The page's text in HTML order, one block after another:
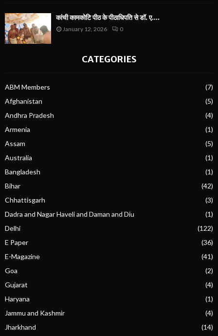
कांची कामकोटि पीठ के पीठाधिपति से डॉ. ए....
January 12, 2026 0
CATEGORIES
ABM Members
(7)
Afghanistan
(5)
Andhra Pradesh
(4)
Armenia
(1)
Assam
(5)
Australia
(1)
Bangladesh
(1)
Bihar
(42)
Chhattisgarh
(3)
Dadra and Nagar Haveli and Daman and Diu
(1)
Delhi
(122)
E Paper
(36)
E-Magazine
(41)
Goa
(2)
Gujarat
(4)
Haryana
(1)
Jammu and Kashmir
(4)
Jharkhand
(14)